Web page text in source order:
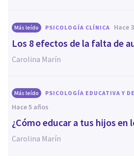
Más leído PSICOLOGÍA CLÍNICA hace
Los 8 efectos de la falta de
Carolina Marín
Más leído PSICOLOGÍA EDUCATIVA Y
hace 5 años
¿Cómo educar a tus hijos en
Carolina Marín